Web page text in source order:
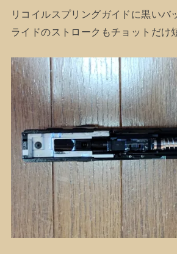
リコイルスプリングガイドに黒いバ
ライドのストロークもチョットだけ